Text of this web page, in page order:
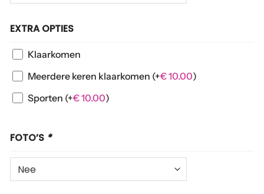
EXTRA OPTIES
Klaarkomen
Meerdere keren klaarkomen (+€10.00)
Sporten (+€10.00)
FOTO’S *